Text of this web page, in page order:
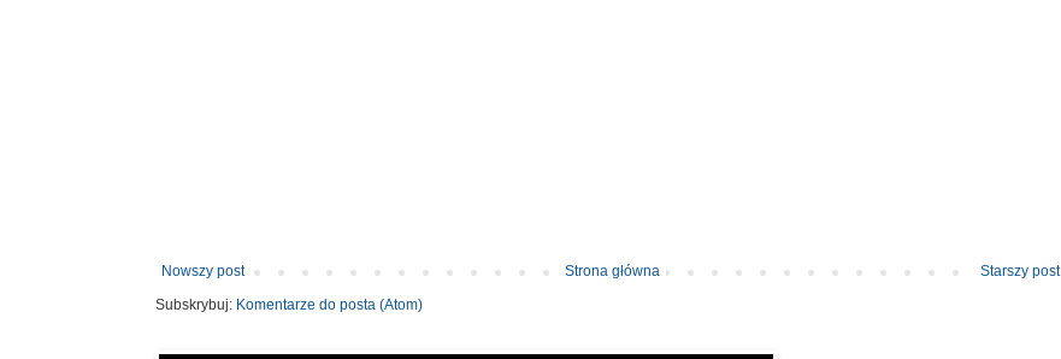
Nowszy post Starszy post
Strona główna
Subskrybuj: Komentarze do posta (Atom)